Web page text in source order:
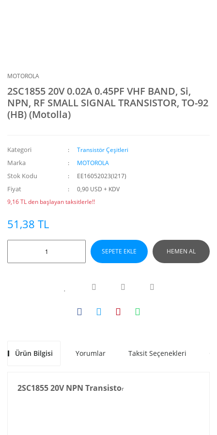
MOTOROLA
2SC1855 20V 0.02A 0.45PF VHF BAND, Si,
NPN, RF SMALL SIGNAL TRANSISTOR, TO-92
(HB) (Motolla)
Kategori Transistör Çeşitleri
Marka MOTOROLA
Stok Kodu EE16052023(I217)
Fiyat
0,90 USD + KDV
9,16 TL den başlayan taksitlerle!!
51,38 TL
SEPETE EKLE HEMEN AL
Ürün Bilgisi Yorumlar Taksit Seçenekleri
2SC1855 20V NPN Transistor